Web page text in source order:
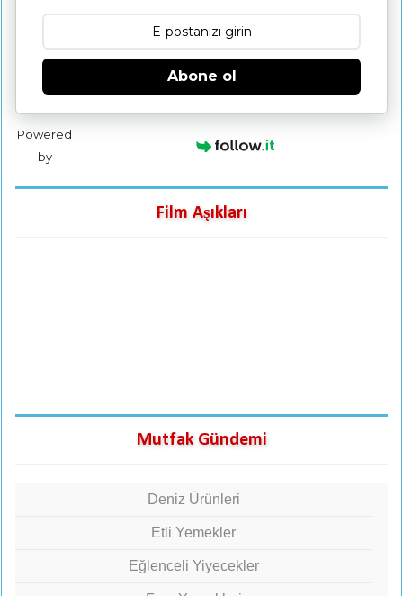
Abone ol
Powered
by
Film Aşıkları
Mutfak Gündemi
Deniz Ürünleri
Etli Yemekler
Eğlenceli Yiyecekler